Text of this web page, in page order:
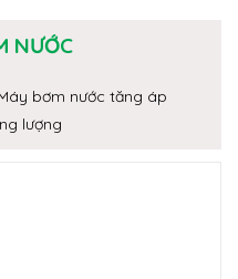
NƯỚC
bơm nước tăng áp
lượng